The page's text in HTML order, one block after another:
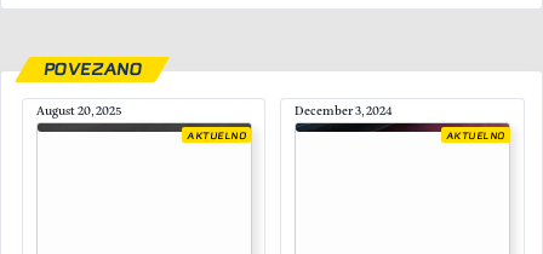
POVEZANO
August 20, 2025
AKTUELNO
December 3, 2024
AKTUELNO